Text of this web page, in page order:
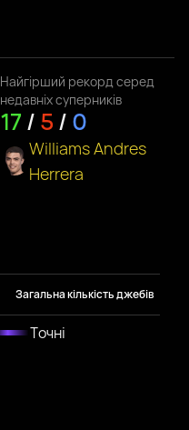
Найгірший рекорд серед
недавніх суперників
17 / 5/ 0
Williams Andres
Herrera
Загальна кількість джебів
Точні